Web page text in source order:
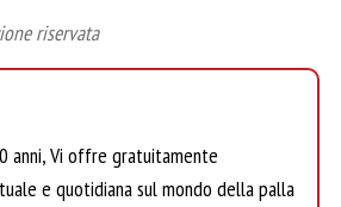
riservata
anni, Vi offre gratuitamente
e quotidiana sul mondo della palla